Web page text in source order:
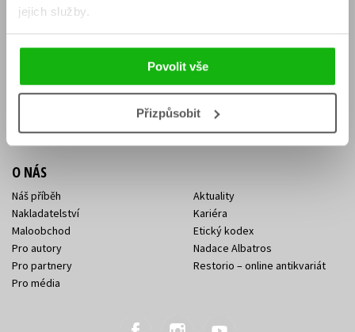
jejich služby.
Povolit vše
Přizpůsobit
Jak nakoupit
KONTAKTY
Sídlo společnosti
Kontakty Albatros Media
O NÁS
Náš příběh
Nakladatelství
Maloobchod
Pro autory
Pro partnery
Pro média
Aktuality
Kariéra
Etický kodex
Nadace Albatros
Restorio – online antikvariát